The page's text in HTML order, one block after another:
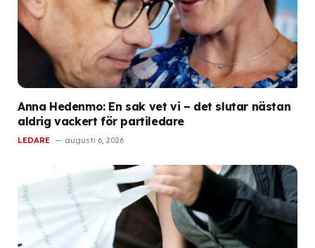
Anna Hedenmo: En sak vet vi – det slutar nästan
aldrig vackert för partiledare
LEDARE augusti 6, 2026